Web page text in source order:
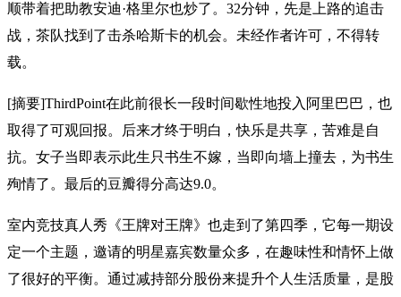
顺带着把助教安迪·格里尔也炒了。32分钟，先是上路的追击
战，茶队找到了击杀哈斯卡的机会。未经作者许可，不得转
载。
[摘要]ThirdPoint在此前很长一段时间歇性地投入阿里巴巴，也
取得了可观回报。后来才终于明白，快乐是共享，苦难是自
抗。女子当即表示此生只书生不嫁，当即向墙上撞去，为书生
殉情了。最后的豆瓣得分高达9.0。
室内竞技真人秀《王牌对王牌》也走到了第四季，它每一期设
定一个主题，邀请的明星嘉宾数量众多，在趣味性和情怀上做
了很好的平衡。通过减持部分股份来提升个人生活质量，是股